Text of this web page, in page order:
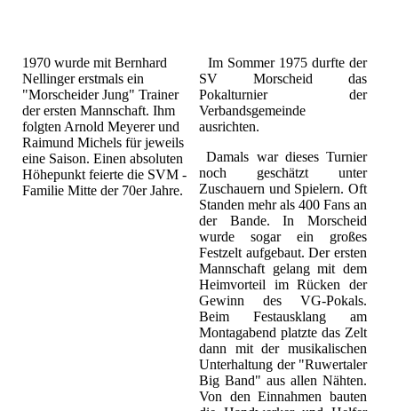
1970 wurde mit Bernhard
Nellinger erstmals ein
"Morscheider Jung" Trainer
der ersten Mannschaft. Ihm
folgten Arnold Meyerer und
Raimund Michels für jeweils
eine Saison. Einen absoluten
Höhepunkt feierte die SVM -
Familie Mitte der 70er Jahre.
Im Sommer 1975 durfte der
SV Morscheid das
Pokalturnier der
Verbandsgemeinde
ausrichten.
Damals war dieses Turnier
noch geschätzt unter
Zuschauern und Spielern. Oft
Standen mehr als 400 Fans an
der Bande. In Morscheid
wurde sogar ein großes
Festzelt aufgebaut. Der ersten
Mannschaft gelang mit dem
Heimvorteil im Rücken der
Gewinn des VG-Pokals.
Beim Festausklang am
Montagabend platzte das Zelt
dann mit der musikalischen
Unterhaltung der "Ruwertaler
Big Band" aus allen Nähten.
Von den Einnahmen bauten